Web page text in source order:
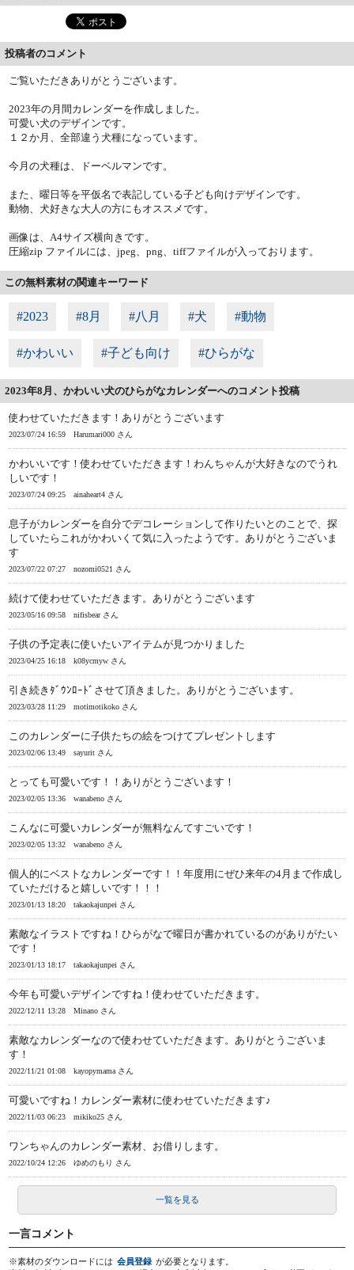
投稿者のコメント
ご覧いただきありがとうございます。
2023年の月間カレンダーを作成しました。
可愛い犬のデザインです。
１２か月、全部違う犬種になっています。
今月の犬種は、ドーベルマンです。
また、曜日等を平仮名で表記している子ども向けデザインです。
動物、犬好きな大人の方にもオススメです。
画像は、A4サイズ横向きです。
圧縮zip ファイルには、jpeg、png、tiffファイルが入っております。
この無料素材の関連キーワード
#2023 #8月 #八月 #犬 #動物
#かわいい #子ども向け #ひらがな
2023年8月、かわいい犬のひらがなカレンダーへのコメント投稿
使わせていただきます！ありがとうございます
2023/07/24 16:59 Harumari000 さん
かわいいです！使わせていただきます！わんちゃんが大好きなのでうれ
しいです！
2023/07/24 09:25 ainaheart4 さん
息子がカレンダーを自分でデコレーションして作りたいとのことで、探
していたらこれがかわいくて気に入ったようです。ありがとうございま
す
2023/07/22 07:27 nozomi0521 さん
続けて使わせていただきます。ありがとうございます
2023/05/16 09:58 nifisbear さん
子供の予定表に使いたいアイテムが見つかりました
2023/04/25 16:18 k08ycmyw さん
引き続きﾀﾞｳﾝﾛｰﾄﾞさせて頂きました。ありがとうございます。
2023/03/28 11:29 motimotikoko さん
このカレンダーに子供たちの絵をつけてプレゼントします
2023/02/06 13:49 sayurit さん
とっても可愛いです！！ありがとうございます！
2023/02/05 13:36 wanabeno さん
こんなに可愛いカレンダーが無料なんてすごいです！
2023/02/05 13:32 wanabeno さん
個人的にベストなカレンダーです！！年度用にぜひ来年の4月まで作成し
ていただけると嬉しいです！！！
2023/01/13 18:20 takaokajunpei さん
素敵なイラストですね！ひらがなで曜日が書かれているのがありがたい
です！
2023/01/13 18:17 takaokajunpei さん
今年も可愛いデザインですね！使わせていただきます。
2022/12/11 13:28 Minano さん
素敵なカレンダーなので使わせていただきます。ありがとうございま
す！
2022/11/21 01:08 kayopymama さん
可愛いですね！カレンダー素材に使わせていただきます♪
2022/11/03 06:23 mikiko25 さん
ワンちゃんのカレンダー素材、お借りします。
2022/10/24 12:26 ゆめのもり さん
一覧を見る
一言コメント
※素材のダウンロードには 会員登録 が必要となります。